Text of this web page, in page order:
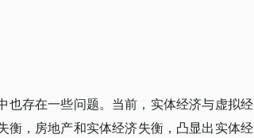
也存在一些问题。当前，实体经济与虚拟经
衡，房地产和实体经济失衡，凸显出实体经